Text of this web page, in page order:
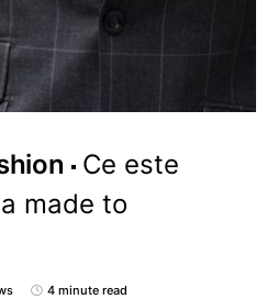
Ce este
made to
4 minute read